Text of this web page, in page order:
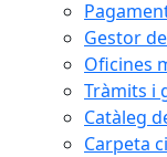
Gestor
Oficines
Tràmits i
Catàleg
Carpeta